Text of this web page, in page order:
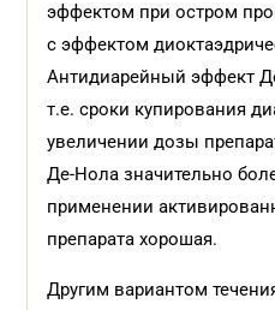
эффектом при остром
с эффектом
Антидиарейный эффект
т.е. сроки купирования
увеличении дозы
Де-Нола значительно
применении
препарата хорошая.
Другим вариантом